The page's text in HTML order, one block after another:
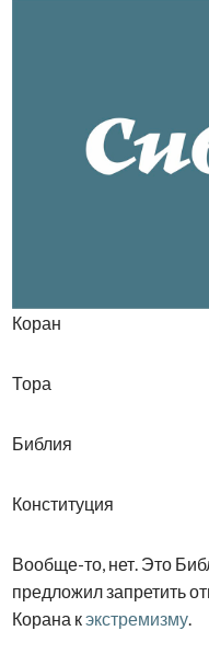
Коран
Тора
Библия
Конституция
Вообще-то, нет. Это
предложил запретить
Корана кэкстремизму.